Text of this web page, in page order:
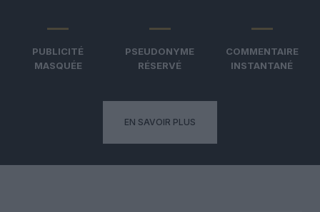
PUBLICITÉ
MASQUÉE
PSEUDONYME
RÉSERVÉ
COMMENTAIRE
INSTANTANÉ
EN SAVOIR PLUS